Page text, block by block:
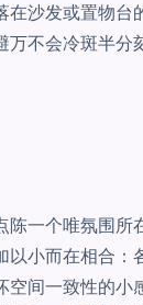
沙发或置物台
不会冷斑半分
一个唯氛围所
小而在相合：
间一致性的小